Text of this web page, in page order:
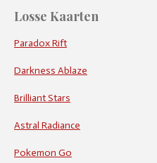
Losse Kaarten
Paradox Rift
Darkness Ablaze
Brilliant Stars
Astral Radiance
Pokemon Go